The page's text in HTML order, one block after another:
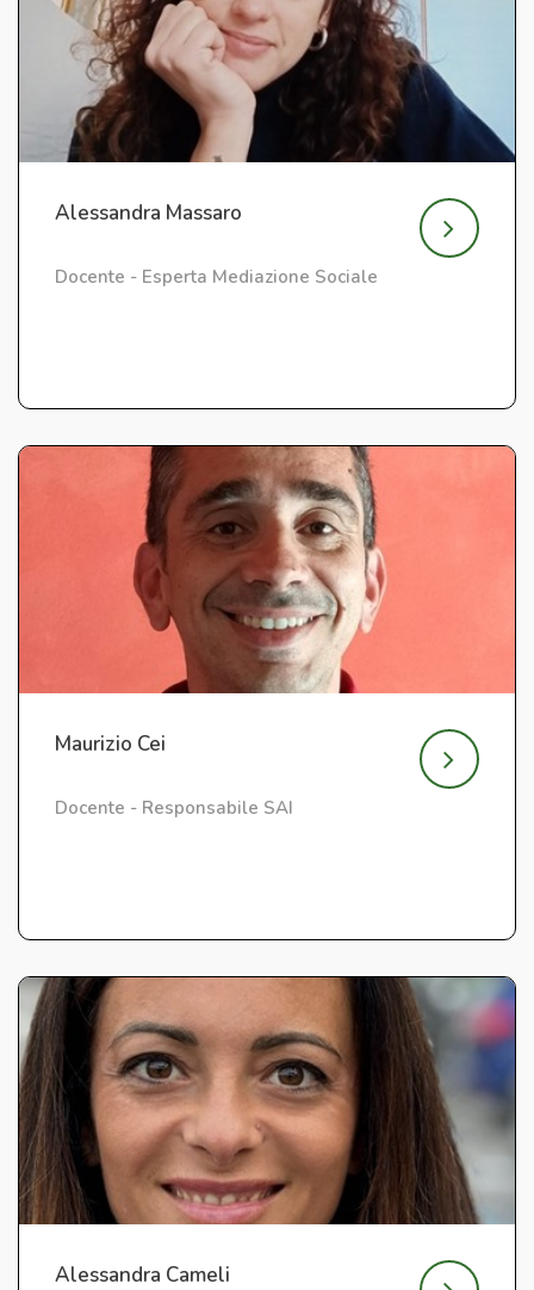
Alessandra Massaro
Docente - Esperta Mediazione Sociale
Maurizio Cei
Docente - Responsabile SAI
Alessandra Cameli